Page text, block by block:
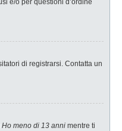
e/o per questioni d’ordine
di registrarsi. Contatta un
Ho meno di 13 anni mentre ti